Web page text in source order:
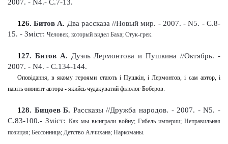
2007. - N4.- С.7-13.
126. Битов А. Два рассказа //Новый мир. - 2007. - N5. - С.8-
15. - Зміст: Человек, который видел Баха; Стук-грек.
127. Битов А. Дуэль Лермонтова и Пушкина //Октябрь. -
2007. - N4. - С.134-144.
Оповідання, в якому героями стають і Пушкін, і Лермонтов, і сам автор, і
навіть опонент автора - якийсь чудакуватий філолог Боберов.
128. Бицоев Б. Рассказы //Дружба народов. - 2007. - N5. -
С.83-100.- Зміст: Как мы выиграли войну; Гибель империи; Неправильная
позиция; Бессонница; Детство Алчихана; Наркоманы.